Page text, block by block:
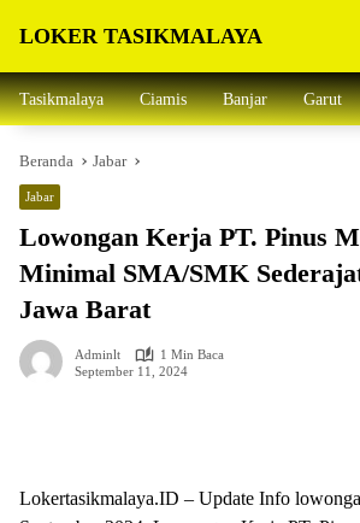
LOKER TASIKMALAYA
Lowongan
Kerja
dan
Sekitarna
Tasikmalaya Ciamis Banjar Garut
Beranda Jabar
Jabar
Lowongan Kerja PT. Pinus
Minimal SMA/SMK
Jawa Barat
Adminlt
1 Min Baca
September 11, 2024
Lokertasikmalaya.ID – Update Info